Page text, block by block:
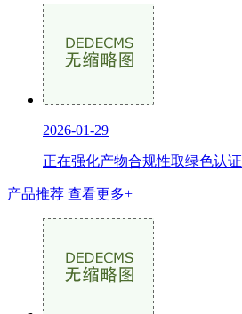
2026-01-29
正在强化产物合规性取绿色认
产品推荐 查看更多+